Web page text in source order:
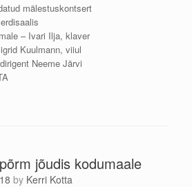
mälestuskontsert
– Ivari Ilja, klaver
Kuulmann, viiul
Neeme Järvi
jõudis kodumaale
by Kerri Kotta